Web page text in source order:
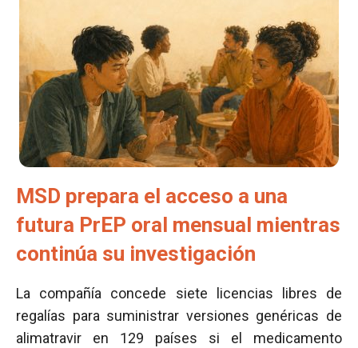
MSD prepara el acceso a una
futura PrEP oral mensual mientras
continúa su investigación
La compañía concede siete licencias libres de
regalías para suministrar versiones genéricas de
alimatravir en 129 países si el medicamento